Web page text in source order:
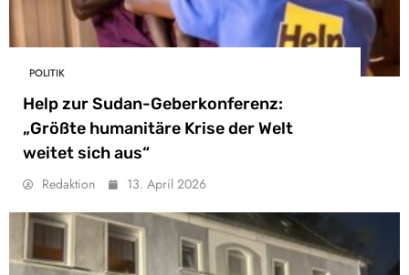
POLITIK
Help zur Sudan-Geberkonferenz:
„Größte humanitäre Krise der Welt
weitet sich aus“
Redaktion 13. April 2026